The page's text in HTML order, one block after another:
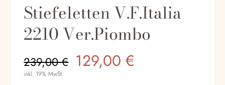
Stiefeletten V.F.Italia
2210 Ver.Piombo
239,00€ Ursprünglicher
Preis
129,00€
inkl. 19% MwSt.